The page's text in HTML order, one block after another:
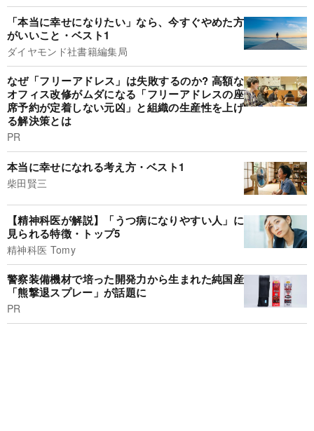
「本当に幸せになりたい」なら、今すぐやめた方
がいいこと・ベスト1
ダイヤモンド社書籍編集局
なぜ「フリーアドレス」は失敗するのか? 高額な
オフィス改修がムダになる「フリーアドレスの座
席予約が定着しない元凶」と組織の生産性を上げ
る解決策とは
PR
本当に幸せになれる考え方・ベスト1
柴田賢三
【精神科医が解説】「うつ病になりやすい人」に
見られる特徴・トップ5
精神科医 Tomy
警察装備機材で培った開発力から生まれた純国産
「熊撃退スプレー」が話題に
PR